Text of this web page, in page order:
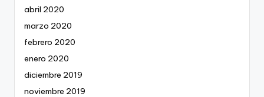
abril 2020
marzo 2020
febrero 2020
enero 2020
diciembre 2019
noviembre 2019